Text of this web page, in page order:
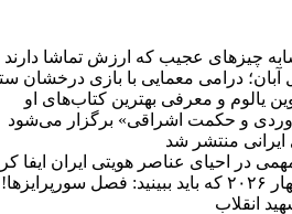
درامی معمایی با بازی درخشان
یالوم و معرفی بهترین کتاب‌های او
و حکمت اشراقی» برگزار می‌شود
ایرانی منتشر شد
در احیای عناصر هویتی ایران ایفا
انقلاب